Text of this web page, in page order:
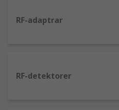
RF-adaptrar
RF-detektorer